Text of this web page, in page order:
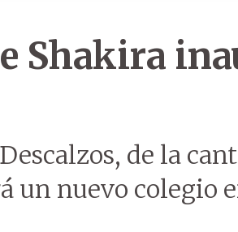
Shakira
de la
un nuevo colegio